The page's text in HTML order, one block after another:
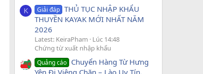
K Giải đáp THỦ TỤC NHẬP KHẨU
THUYỀN KAYAK MỚI NHẤT NĂM
2026
Latest: KeiraPham
Lúc 14:48
Chứng từ xuất nhập khẩu
Quảng cáo Chuyển Hàng Từ Hưng
Yên Đi Viêng Chăn – Lào Uy Tín,